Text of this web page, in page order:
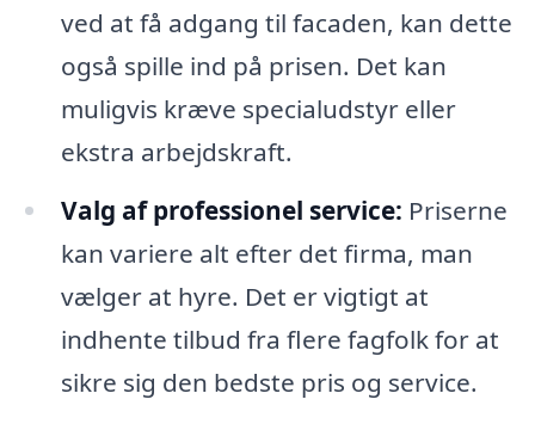
ved at få adgang til facaden, kan dette
også spille ind på prisen. Det kan
muligvis kræve specialudstyr eller
ekstra arbejdskraft.
Valg af professionel service: Priserne
kan variere alt efter det firma, man
vælger at hyre. Det er vigtigt at
indhente tilbud fra flere fagfolk for at
sikre sig den bedste pris og service.